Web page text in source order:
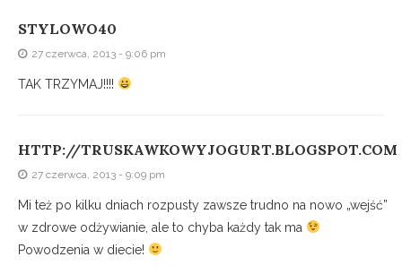
STYLOWO40
27 czerwca, 2013 - 9:06 pm
TAK TRZYMAJ!!!!
HTTP://TRUSKAWKOWYJOGURT.BLOGSPOT.COM
27 czerwca, 2013 - 9:09 pm
Mi też po kilku dniach rozpusty zawsze trudno na nowo „wejść”
w zdrowe odżywianie, ale to chyba każdy tak ma
Powodzenia w diecie!